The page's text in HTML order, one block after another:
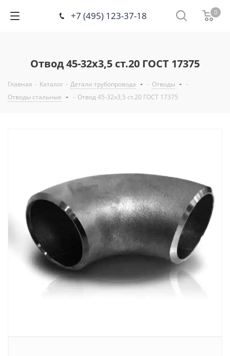
+7 (495) 123-37-18 0
Отвод 45-32х3,5 ст.20 ГОСТ 17375
Главная - Каталог - Детали трубопровода - Отводы
-
Отводы стальные
- Отвод 45-32х3,5 ст.20 ГОСТ 17375